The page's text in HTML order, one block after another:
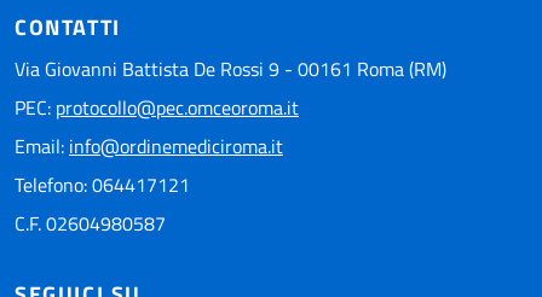
CONTATTI
Via Giovanni Battista De Rossi 9 - 00161 Roma (RM)
PEC: protocollo@pec.omceoroma.it
Email: info@ordinemediciroma.it
Telefono: 064417121
C.F. 02604980587